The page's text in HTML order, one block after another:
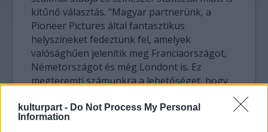
kulturpart - Do Not Process My Personal
Information
kitűnő választás. "Magyar partnerünk, a
Pioneer Pictures által fantasztikus
helyszíneket fedeztünk fel, amelyek
valósághűen jelenítik meg Franciaországot,
Németországot és még Londont is. Ez
megteremti számunkra a lehetőséget, hogy
filmhez hasonlóan nagyjátékfilmnek kijáró
színvonalon forgathassuk" - idézi a producert